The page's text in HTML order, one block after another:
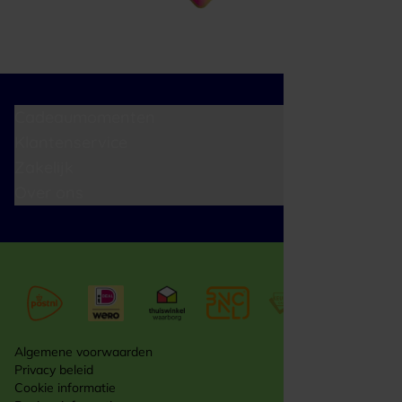
Algemene voorwaarden
Privacy beleid
Cookie informatie